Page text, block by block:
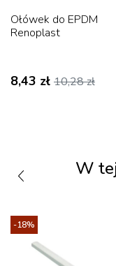
Ołówek do EPDM
Renoplast
8,43 zł 10,28 zł
W
-18%